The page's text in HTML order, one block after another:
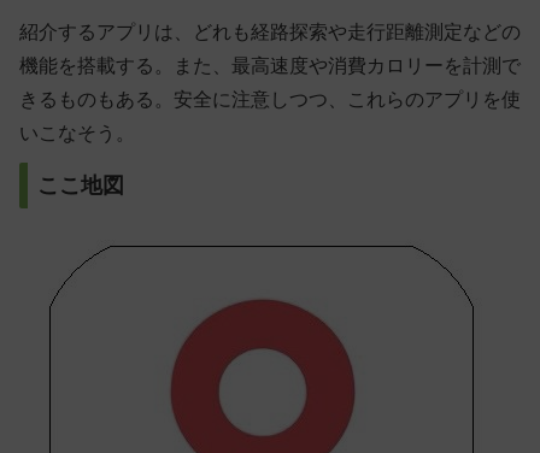
紹介するアプリは、どれも経路探索や走行距離測定などの
機能を搭載する。また、最高速度や消費カロリーを計測で
きるものもある。安全に注意しつつ、これらのアプリを使
いこなそう。
ここ地図